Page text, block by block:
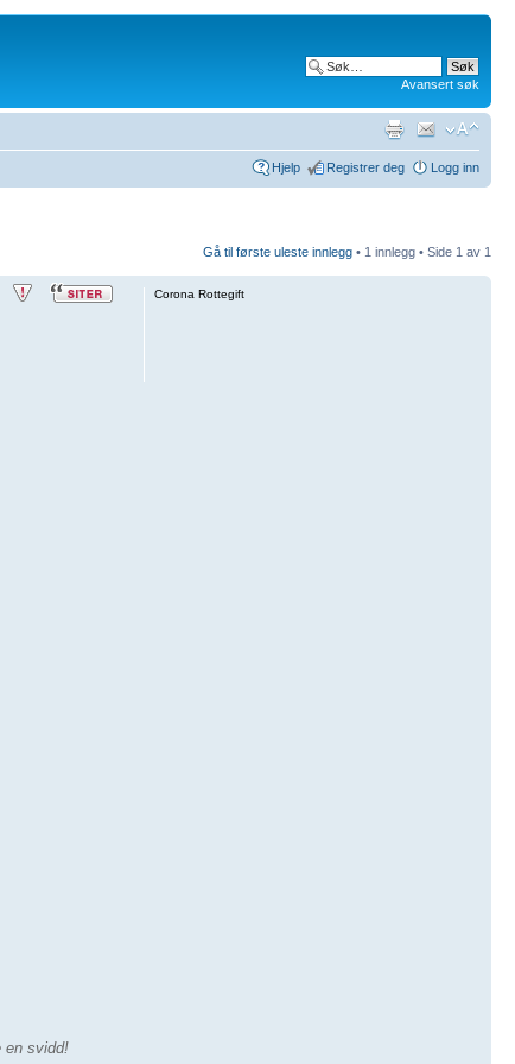
Avansert søk
Hjelp Registrer deg Logg inn
Gå til første uleste innlegg • 1 innlegg • Side 1 av 1
en svidd!
Corona Rottegift